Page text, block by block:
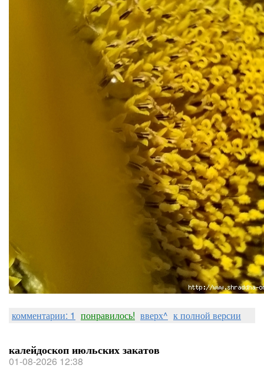
комментарии: 1 понравилось! вверх^ к полной версии
калейдоскоп июльских закатов
01-08-2026 12:38